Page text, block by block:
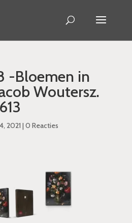
-Bloemen in
Woutersz.
2021 | 0 Reacties